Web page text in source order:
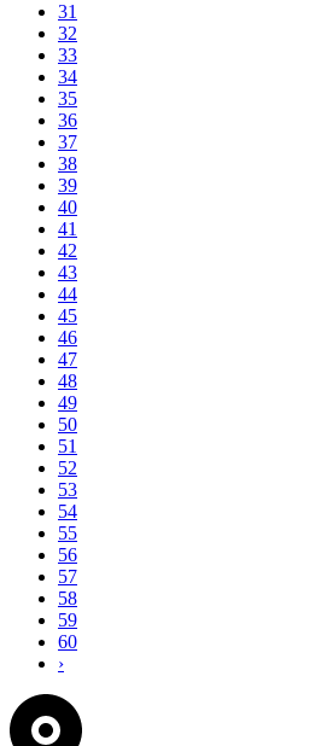
31
32
33
34
35
36
37
38
39
40
41
42
43
44
45
46
47
48
49
50
51
52
53
54
55
56
57
58
59
60
›